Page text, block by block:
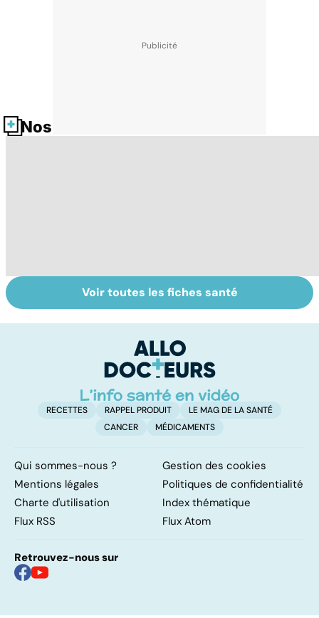
Nos fiches santé
Tout savoir sur
les infections
Inflammation des
amygdales : que
d'angine ?
Voir toutes les fiches santé
RECETTES RAPPEL PRODUIT
LE MAG DE LA SANTÉ
CANCER
MÉDICAMENTS
Qui sommes-nous ?
Gestion des cookies
Mentions légales
Politiques de confidentialité
Charte d'utilisation
Index thématique
Flux RSS
Flux Atom
Retrouvez-nous sur